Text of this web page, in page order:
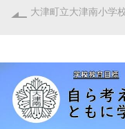
大津町立大津南小学